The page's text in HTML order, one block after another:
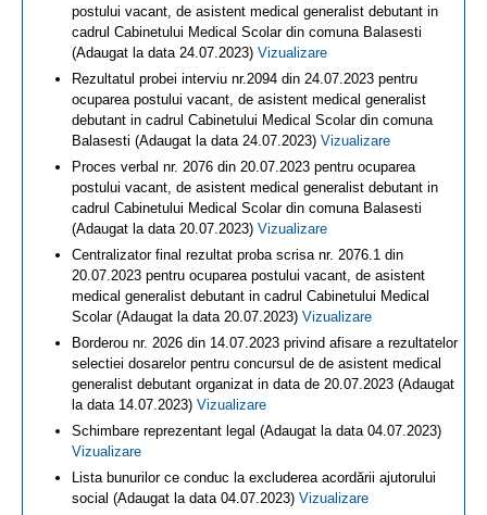
postului vacant, de asistent medical generalist debutant in
cadrul Cabinetului Medical Scolar din comuna Balasesti
(Adaugat la data 24.07.2023) Vizualizare
Rezultatul probei interviu nr.2094 din 24.07.2023 pentru
ocuparea postului vacant, de asistent medical generalist
debutant in cadrul Cabinetului Medical Scolar din comuna
Balasesti (Adaugat la data 24.07.2023) Vizualizare
Proces verbal nr. 2076 din 20.07.2023 pentru ocuparea
postului vacant, de asistent medical generalist debutant in
cadrul Cabinetului Medical Scolar din comuna Balasesti
(Adaugat la data 20.07.2023) Vizualizare
Centralizator final rezultat proba scrisa nr. 2076.1 din
20.07.2023 pentru ocuparea postului vacant, de asistent
medical generalist debutant in cadrul Cabinetului Medical
Scolar (Adaugat la data 20.07.2023) Vizualizare
Borderou nr. 2026 din 14.07.2023 privind afisare a rezultatelor
selectiei dosarelor pentru concursul de de asistent medical
generalist debutant organizat in data de 20.07.2023 (Adaugat
la data 14.07.2023) Vizualizare
Schimbare reprezentant legal (Adaugat la data 04.07.2023)
Vizualizare
Lista bunurilor ce conduc la excluderea acordării ajutorului
social (Adaugat la data 04.07.2023) Vizualizare